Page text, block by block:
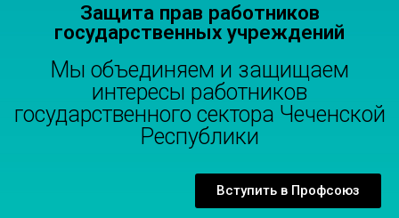
Защита прав работников
государственных учреждений
Мы объединяем и защищаем
интересы работников
государственного сектора Чеченской
Республики
Вступить в Профсоюз